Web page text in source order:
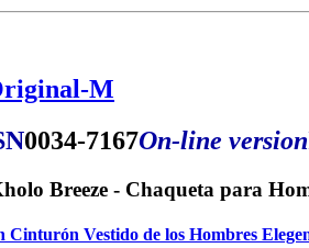
M
0034-7167On-line version
Breeze - Chaqueta para
Vestido de los Hombres